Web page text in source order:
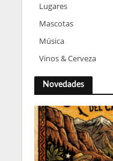
Lugares
Mascotas
Música
Vinos & Cerveza
Novedades